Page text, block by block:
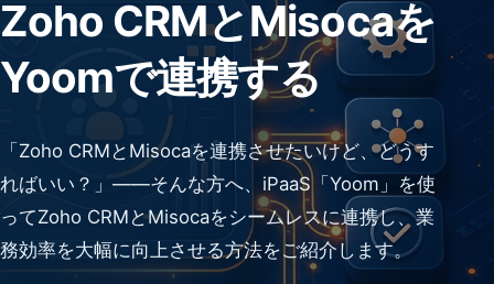
Zoho CRMとMisocaを
Yoomで連携する
「Zoho CRMとMisocaを連携させたいけど、どうす
ればいい？」——そんな方へ、iPaaS「Yoom」を使
ってZoho CRMとMisocaをシームレスに連携し、業
務効率を大幅に向上させる方法をご紹介します。